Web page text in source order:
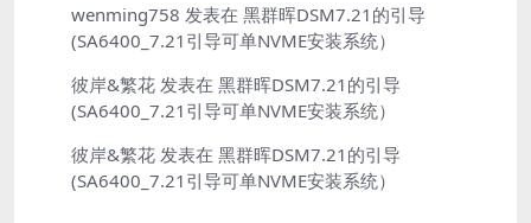
wenming758 发表在 黑群晖DSM7.21的引导
(SA6400_7.21引导可单NVME安装系统）
彼岸&繁花 发表在 黑群晖DSM7.21的引导
(SA6400_7.21引导可单NVME安装系统）
彼岸&繁花 发表在 黑群晖DSM7.21的引导
(SA6400_7.21引导可单NVME安装系统）